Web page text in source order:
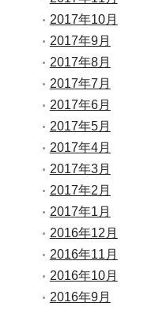
2017年10月
2017年9月
2017年8月
2017年7月
2017年6月
2017年5月
2017年4月
2017年3月
2017年2月
2017年1月
2016年12月
2016年11月
2016年10月
2016年9月